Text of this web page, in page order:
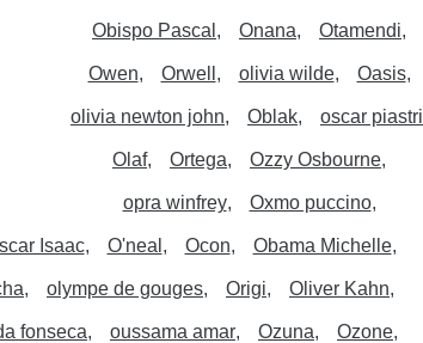
Obispo Pascal Onana Otamendi
Owen Orwell olivia wilde Oasis
olivia newton john Oblak oscar piastri
Olaf Ortega Ozzy Osbourne
opra winfrey Oxmo puccino
Isaac O'neal Ocon Obama Michelle
olympe de gouges Origi Oliver Kahn
fonseca oussama amar Ozuna Ozone